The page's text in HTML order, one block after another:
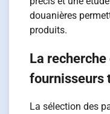
douanières
produits.
La
fournisseurs
La sélection des